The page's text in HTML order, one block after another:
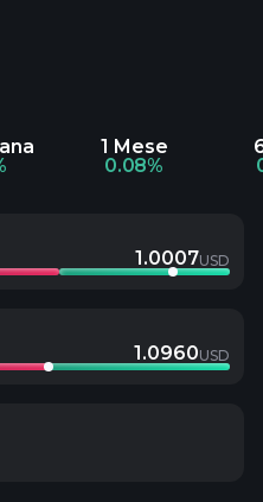
1 Mese
0.08%
1.0007USD
1.0960USD